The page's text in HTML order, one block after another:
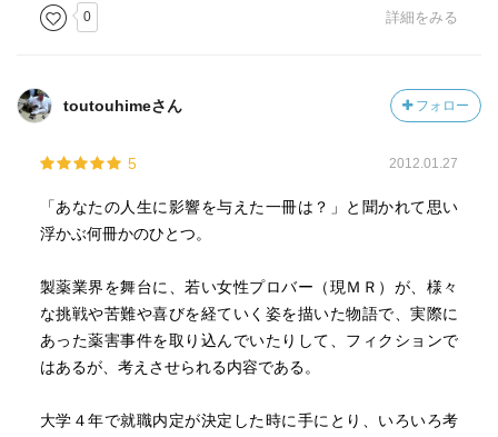
0 詳細をみる
toutouhimeさん フォロー
5 2012.01.27
「あなたの人生に影響を与えた一冊は？」と聞かれて思い
浮かぶ何冊かのひとつ。
製薬業界を舞台に、若い女性プロバー（現ＭＲ）が、様々
な挑戦や苦難や喜びを経ていく姿を描いた物語で、実際に
あった薬害事件を取り込んでいたりして、フィクションで
はあるが、考えさせられる内容である。
大学４年で就職内定が決定した時に手にとり、いろいろ考